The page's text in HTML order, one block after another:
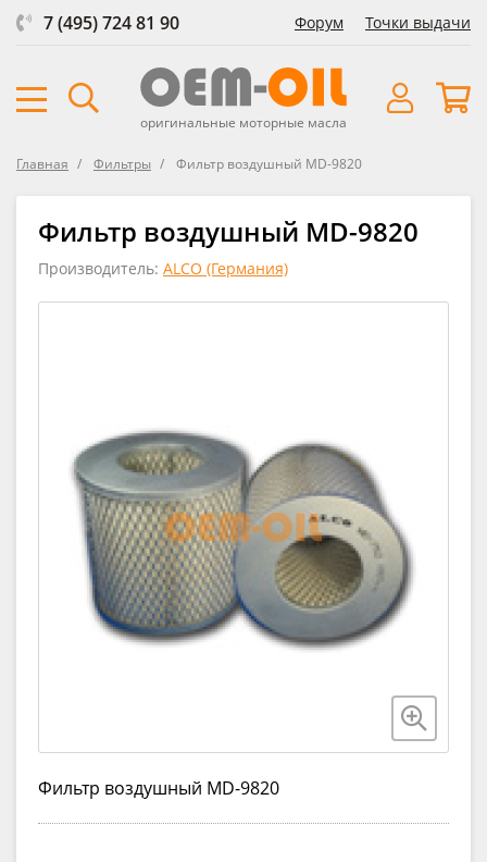
7 (495) 724 81 90 Форум Точки выдачи
оригинальные моторные масла
Главная Фильтры Фильтр воздушный MD-9820
Фильтр воздушный MD-9820
Производитель: ALCO (Германия)
Фильтр воздушный MD-9820